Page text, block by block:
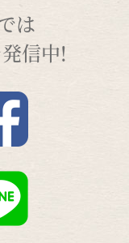
は
信中!